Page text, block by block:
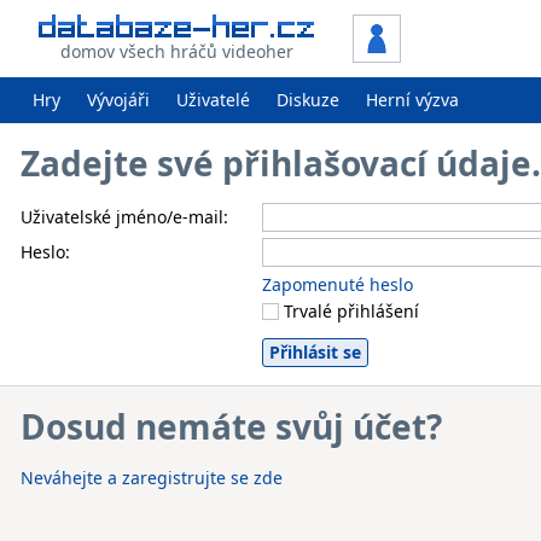
domov všech hráčů videoher
Hry Vývojáři Uživatelé Diskuze Herní výzva
Zadejte své přihlašovací
Uživatelské jméno/e-mail:
Heslo:
Zapomenuté heslo
Trvalé přihlášení
Dosud nemáte svůj účet?
Neváhejte a zaregistrujte se zde